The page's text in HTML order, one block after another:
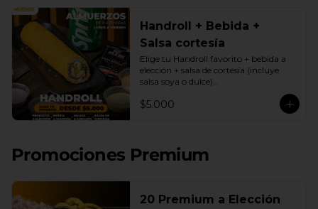
Handroll + Bebida +
Salsa cortesía
Elige tu Handroll favorito + bebida a
elección + salsa de cortesía (incluye
salsa soya o dulce)
Promoción exclusiva Lunes a viernes
de 12 a 17 Horas.
$5.000
Promociones Premium
20 Premium a Elección